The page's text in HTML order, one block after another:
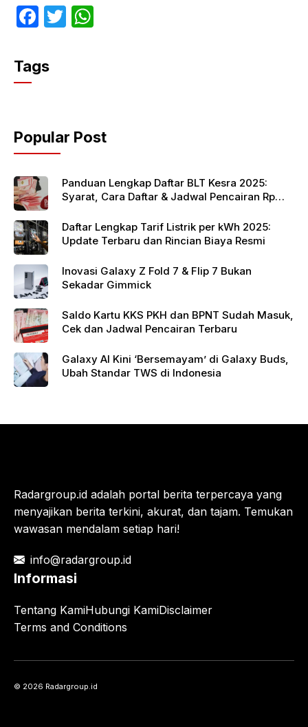
F
c
e
o
o
k
T
p
p
Tags
Popular Post
Panduan Lengkap Daftar BLT Kesra 2025:
Syarat, Cara Daftar & Jadwal Pencairan Rp
Daftar Lengkap Tarif Listrik per kWh 2025:
Update Terbaru dan Rincian Biaya Resmi
Inovasi Galaxy Z Fold 7 & Flip 7 Bukan
Sekadar Gimmick
Saldo Kartu KKS PKH dan BPNT Sudah Masuk,
Cek dan Jadwal Pencairan Terbaru
Galaxy AI Kini ‘Bersemayam’ di Galaxy Buds,
Ubah Standar TWS di Indonesia
Radargroup.id adalah portal berita terpercaya yang
menyajikan berita terkini, akurat, dan tajam. Temukan
wawasan mendalam setiap hari!
info@radargroup.id
Informasi
Tentang KamiHubungi KamiDisclaimer
Terms and Conditions
© 2026 Radargroup.id